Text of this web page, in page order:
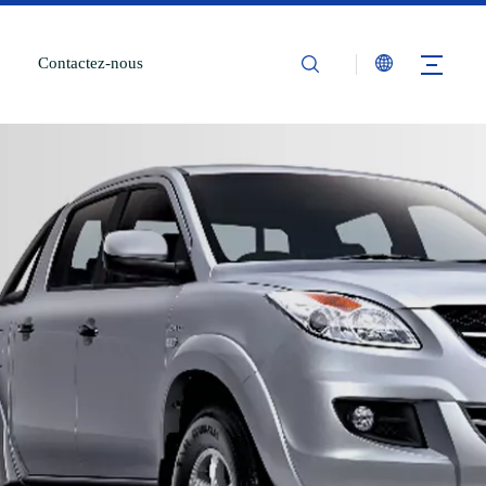
Contactez-nous